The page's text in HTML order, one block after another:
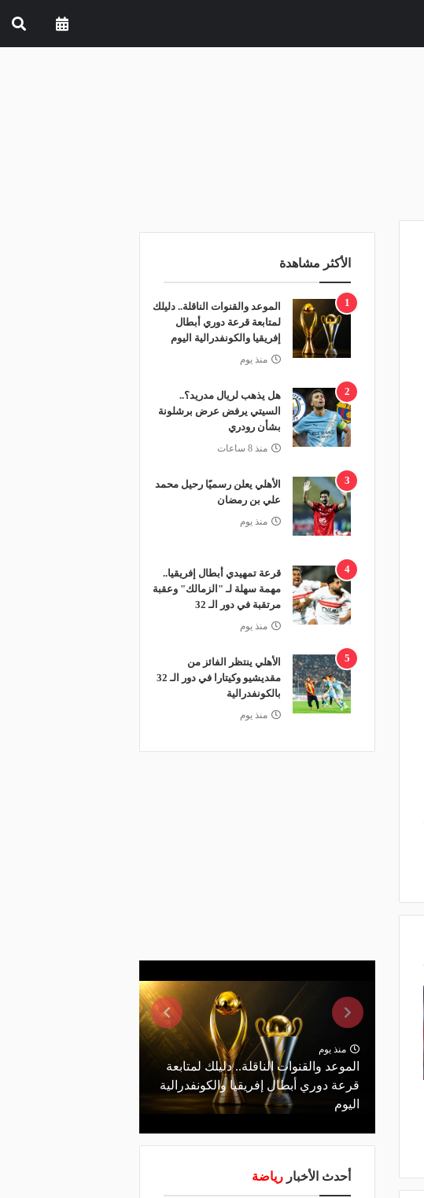
الأكثر مشاهدة
1
الموعد والقنوات الناقلة.. دليلك
لمتابعة قرعة دوري أبطال
إفريقيا والكونفدرالية اليوم
منذ يوم
2
هل يذهب لريال مدريد؟..
السيتي يرفض عرض برشلونة
بشأن رودري
منذ 8 ساعات
3
الأهلي يعلن رسميًا رحيل محمد
علي بن رمضان
منذ يوم
4
قرعة تمهيدي أبطال إفريقيا..
مهمة سهلة لـ "الزمالك" وعقبة
مرتقبة في دور الـ 32
منذ يوم
5
الأهلي ينتظر الفائز من
مقديشيو وكيتارا في دور الـ 32
بالكونفدرالية
منذ يوم
منذ يوم
الموعد والقنوات الناقلة.. دليلك لمتابعة
قرعة دوري أبطال إفريقيا والكونفدرالية
اليوم
أحدث الأخبار رياضة